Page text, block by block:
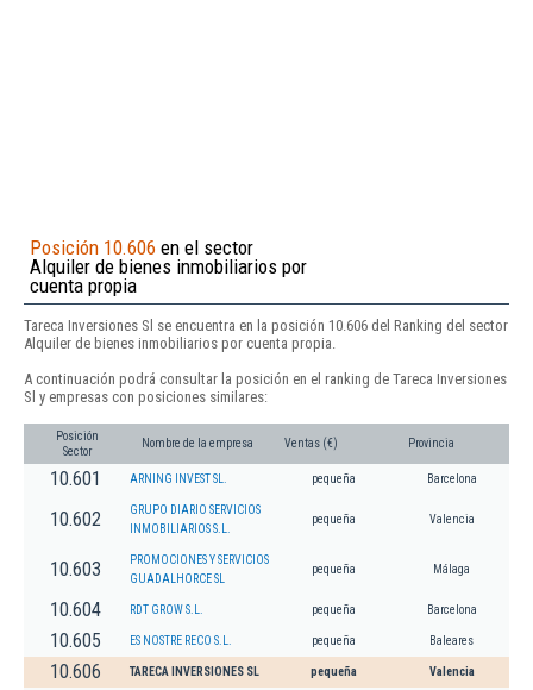
Posición 10.606 en el sector
Alquiler de bienes inmobiliarios por
cuenta propia
Tareca Inversiones Sl se encuentra en la posición 10.606 del Ranking del sector
Alquiler de bienes inmobiliarios por cuenta propia.
A continuación podrá consultar la posición en el ranking de Tareca Inversiones
Sl y empresas con posiciones similares:
Posición
Sector
Nombre de la empresa Ventas (€) Provincia
10.601 ARNING INVEST SL. pequeña Barcelona
10.602
GRUPO DIARIO SERVICIOS
INMOBILIARIOS S.L.
pequeña Valencia
10.603
PROMOCIONES Y SERVICIOS
GUADALHORCE SL
pequeña Málaga
10.604 RDT GROW S.L. pequeña Barcelona
10.605 ES NOSTRE RECO S.L. pequeña Baleares
10.606 TARECA INVERSIONES SL pequeña Valencia